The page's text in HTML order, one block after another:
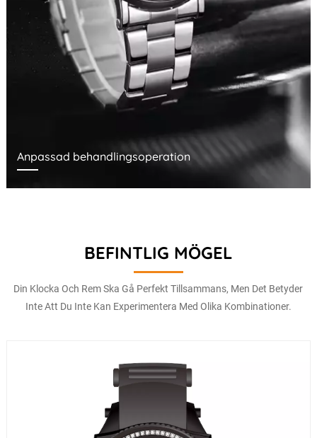
Anpassad behandlingsoperation
BEFINTLIG MÖGEL
Din Klocka Och Rem Ska Gå Perfekt Tillsammans, Men Det Betyder
Inte Att Du Inte Kan Experimentera Med Olika Kombinationer.